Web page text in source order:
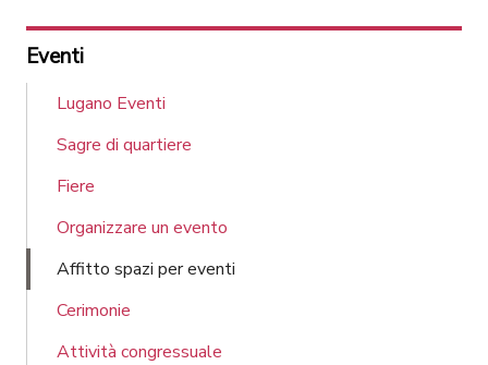
Eventi
Lugano Eventi
Sagre di quartiere
Fiere
Organizzare un evento
Affitto spazi per eventi
Cerimonie
Attività congressuale